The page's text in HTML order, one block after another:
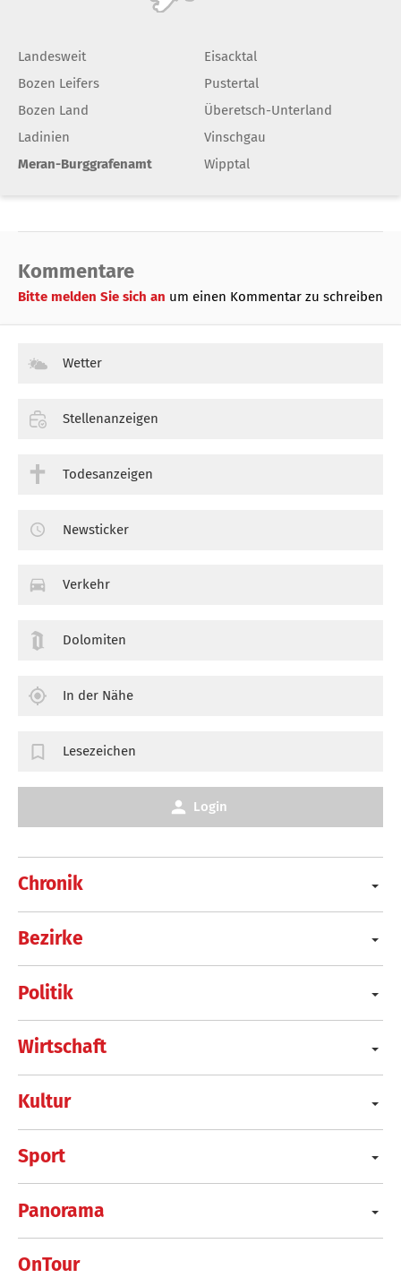
Landesweit
Bozen Leifers
Bozen Land
Ladinien
Meran-Burggrafenamt
Eisacktal
Pustertal
Überetsch-Unterland
Vinschgau
Wipptal
Kommentare
Bitte melden Sie sich an um einen Kommentar zu schreiben
Chronik
Bezirke
Politik
Wirtschaft
Kultur
Sport
Panorama
OnTour
Wetter
Stellenanzeigen
Todesanzeigen
Newsticker
Verkehr
Dolomiten
In der Nähe
Lesezeichen
Login